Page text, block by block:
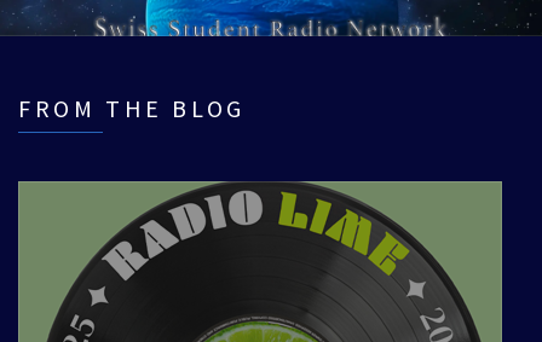
FROM THE BLOG